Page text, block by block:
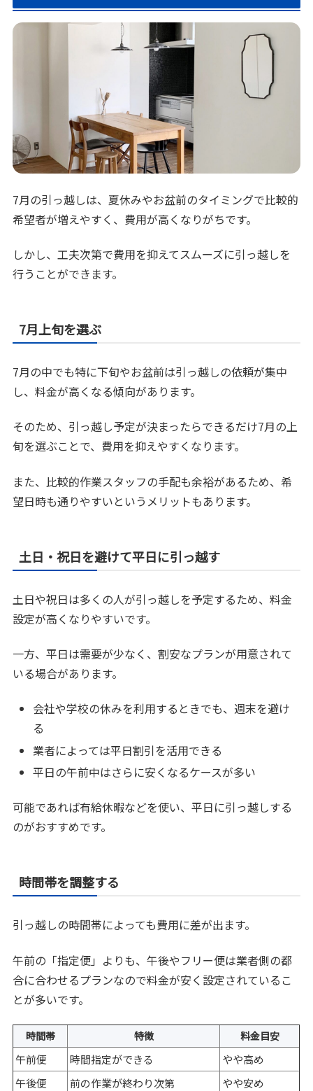
7月の引っ越しは、夏休みやお盆前のタイミングで比較的
希望者が増えやすく、費用が高くなりがちです。
しかし、工夫次第で費用を抑えてスムーズに引っ越しを
行うことができます。
7月上旬を選ぶ
7月の中でも特に下旬やお盆前は引っ越しの依頼が集中
し、料金が高くなる傾向があります。
そのため、引っ越し予定が決まったらできるだけ7月の上
旬を選ぶことで、費用を抑えやすくなります。
また、比較的作業スタッフの手配も余裕があるため、希
望日時も通りやすいというメリットもあります。
土日・祝日を避けて平日に引っ越す
土日や祝日は多くの人が引っ越しを予定するため、料金
設定が高くなりやすいです。
一方、平日は需要が少なく、割安なプランが用意されて
いる場合があります。
会社や学校の休みを利用するときでも、週末を避け
る
業者によっては平日割引を活用できる
平日の午前中はさらに安くなるケースが多い
可能であれば有給休暇などを使い、平日に引っ越しする
のがおすすめです。
時間帯を調整する
引っ越しの時間帯によっても費用に差が出ます。
午前の「指定便」よりも、午後やフリー便は業者側の都
合に合わせるプランなので料金が安く設定されているこ
とが多いです。
時間帯 特徴 料金目安
午前便 時間指定ができる
やや高め
午後便
前の作業が終わり次第 やや安め